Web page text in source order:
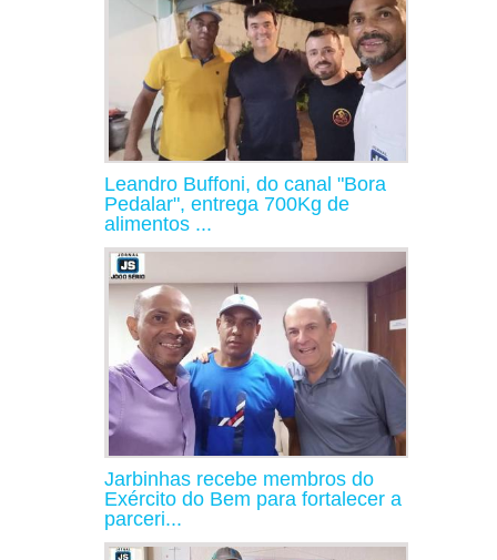
Leandro Buffoni, do canal "Bora
Pedalar", entrega 700Kg de
alimentos ...
Jarbinhas recebe membros do
Exército do Bem para fortalecer a
parceri...